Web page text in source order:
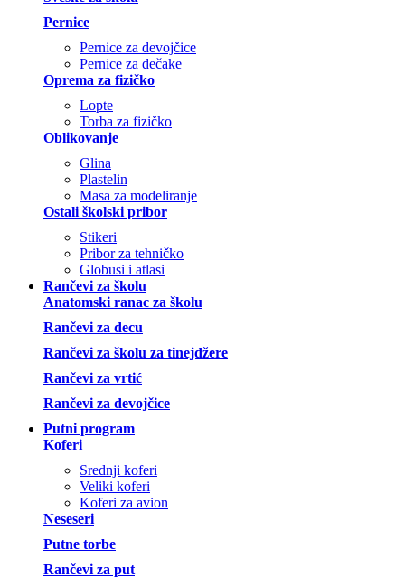
Pernice
Pernice za devojčice
Pernice za dečake
Oprema za fizičko
Lopte
Torba za fizičko
Oblikovanje
Glina
Plastelin
Masa za modeliranje
Ostali školski pribor
Stikeri
Pribor za tehničko
Globusi i atlasi
Rančevi za školu
Anatomski ranac za školu
Rančevi za decu
Rančevi za školu za tinejdžere
Rančevi za vrtić
Rančevi za devojčice
Putni program
Koferi
Srednji koferi
Veliki koferi
Koferi za avion
Neseseri
Putne torbe
Rančevi za put